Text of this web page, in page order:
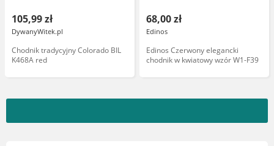
105,99 zł
DywanyWitek.pl
Chodnik tradycyjny Colorado BIL
K468A red
68,00 zł
Edinos
Edinos Czerwony elegancki
chodnik w kwiatowy wzór W1-F39